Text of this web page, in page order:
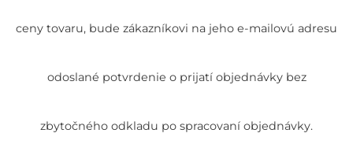
ceny tovaru, bude zákazníkovi na jeho e-mailovú adresu
odoslané potvrdenie o prijatí objednávky bez
zbytočného odkladu po spracovaní objednávky.